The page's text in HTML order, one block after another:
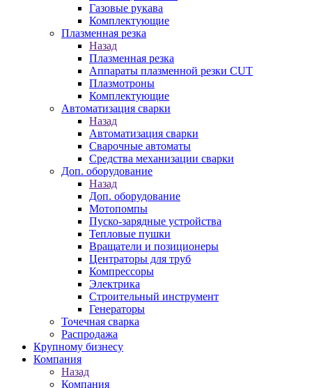
Газовые рукава
Комплектующие
Плазменная резка
Назад
Плазменная резка
Аппараты плазменной резки CUT
Плазмотроны
Комплектующие
Автоматизация сварки
Назад
Автоматизация сварки
Сварочные автоматы
Средства механизации сварки
Доп. оборудование
Назад
Доп. оборудование
Мотопомпы
Пуско-зарядные устройства
Тепловые пушки
Вращатели и позиционеры
Центраторы для труб
Компрессоры
Электрика
Строительный инструмент
Генераторы
Точечная сварка
Распродажа
Крупному бизнесу
Компания
Назад
Компания